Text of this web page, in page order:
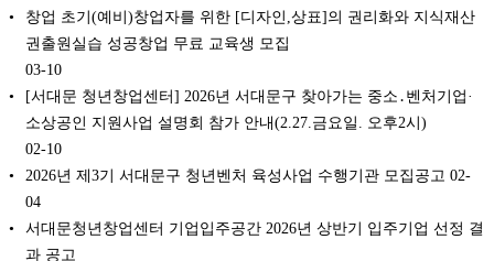
창업 초기(예비)창업자를 위한 [디자인,상표]의 권리화와 지식재산
권출원실습 성공창업 무료 교육생 모집
03-10
[서대문 청년창업센터] 2026년 서대문구 찾아가는 중소․벤처기업·
소상공인 지원사업 설명회 참가 안내(2.27.금요일. 오후2시)
02-10
2026년 제3기 서대문구 청년벤처 육성사업 수행기관 모집공고 02-
04
서대문청년창업센터 기업입주공간 2026년 상반기 입주기업 선정 결
과 공고